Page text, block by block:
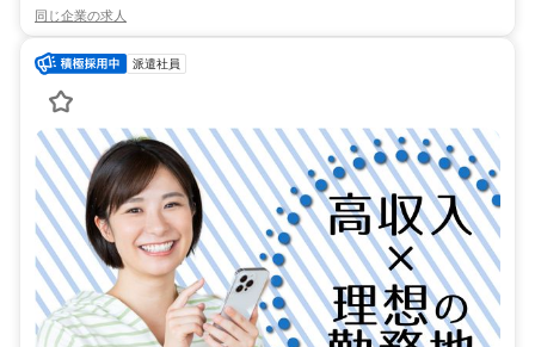
同じ企業の求人
派遣社員